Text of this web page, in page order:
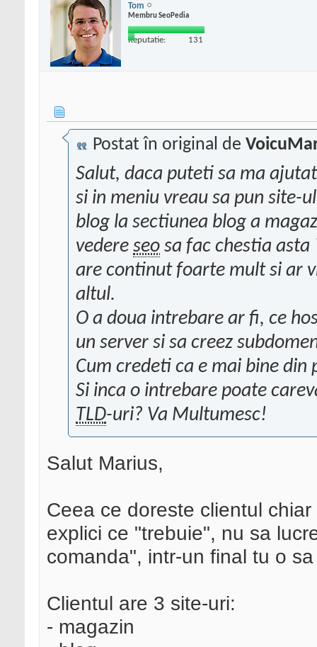
Tom
Membru SeoPedia
Reputatie: 131
Postat în original de
Salut, daca puteti sa ma
si in meniu vreau sa pun site-
blog la sectiunea blog a
vedere seo sa fac chestia asta
are continut foarte mult si ar
altul.
O a doua intrebare ar fi, ce
un server si sa creez
Cum credeti ca e mai bine din
Si inca o intrebare poate
TLD-uri? Va Multumesc!
Salut Marius,
Ceea ce doreste clientul
explici ce "trebuie", nu sa
comanda", intr-un final tu o
Clientul are 3 site-uri:
- magazin